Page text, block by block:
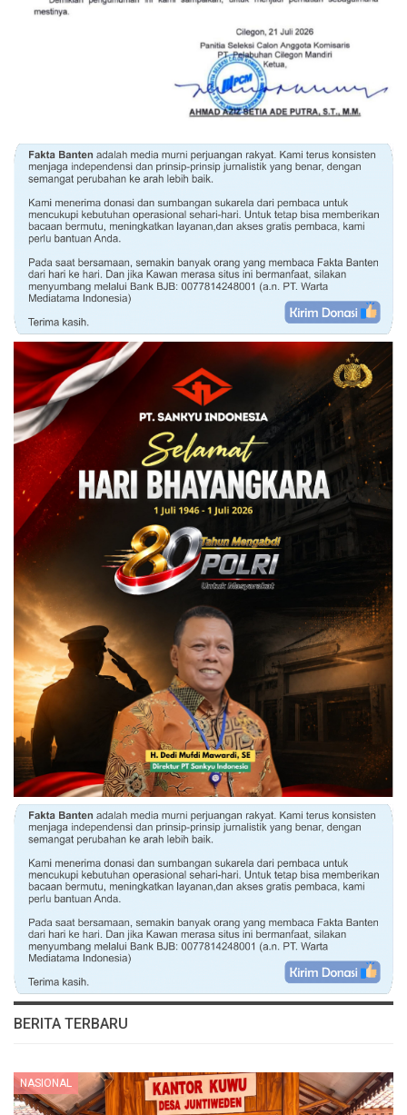
BERITA TERBARU
NASIONAL